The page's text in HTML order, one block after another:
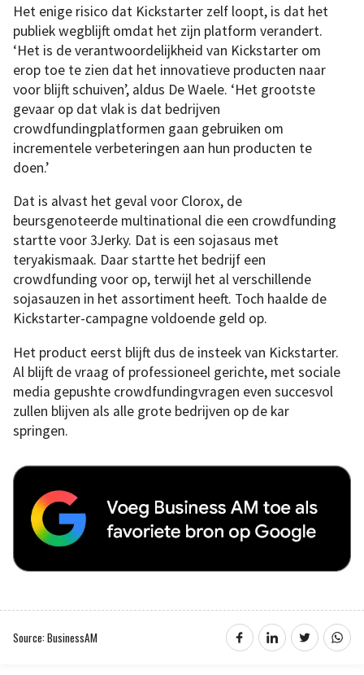
Het enige risico dat Kickstarter zelf loopt, is dat het
publiek wegblijft omdat het zijn platform verandert.
‘Het is de verantwoordelijkheid van Kickstarter om
erop toe te zien dat het innovatieve producten naar
voor blijft schuiven’, aldus De Waele. ‘Het grootste
gevaar op dat vlak is dat bedrijven
crowdfundingplatformen gaan gebruiken om
incrementele verbeteringen aan hun producten te
doen.’
Dat is alvast het geval voor Clorox, de
beursgenoteerde multinational die een crowdfunding
startte voor 3Jerky. Dat is een sojasaus met
teryakismaak. Daar startte het bedrijf een
crowdfunding voor op, terwijl het al verschillende
sojasauzen in het assortiment heeft. Toch haalde de
Kickstarter-campagne voldoende geld op.
Het product eerst blijft dus de insteek van Kickstarter.
Al blijft de vraag of professioneel gerichte, met sociale
media gepushte crowdfundingvragen even succesvol
zullen blijven als alle grote bedrijven op de kar
springen.
Source: BusinessAM